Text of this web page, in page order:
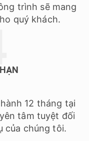
trình sẽ mang
quý khách.
12 tháng tại
tâm tuyệt đối
của chúng tôi.